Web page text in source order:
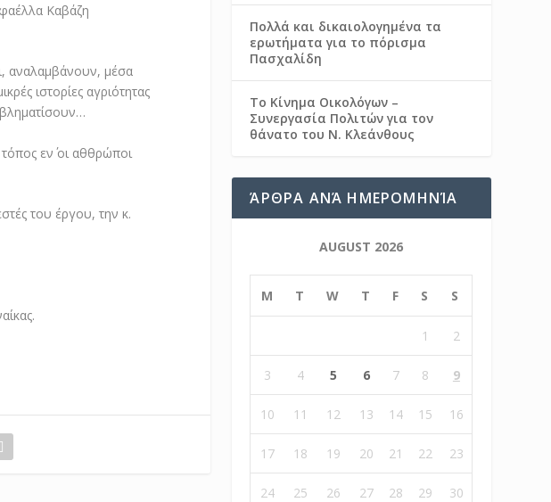
Καβάζη
αναλαμβάνουν, μέσα
ιστορίες αγριότητας
εν΄ οι αθθρώποι
του έργου, την κ.
Πολλά και δικαιολογημένα τα
ερωτήματα για το πόρισμα
Πασχαλίδη
Το Κίνημα Οικολόγων –
Συνεργασία Πολιτών για τον
θάνατο του Ν. Κλεάνθους
ΆΡΘΡΑ ΑΝΆ ΗΜΕΡΟΜΗΝΊΑ
AUGUST 2026
M T W T F S S
1 2
3 4 5 6 7 8 9
10 11 12 13 14 15 16
17 18 19 20 21 22 23
24 25 26 27 28 29 30